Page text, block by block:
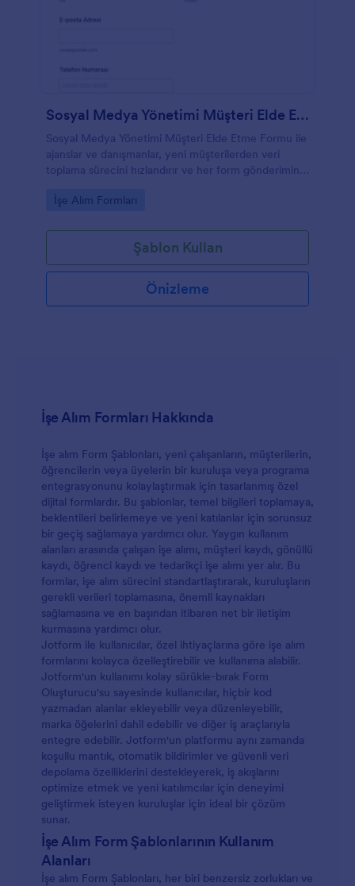
Sosyal Medya Yönetimi Müşteri Elde Etme Formu
Sosyal Medya Yönetimi Müşteri Elde Etme Formu ile
ajanslar ve danışmanlar, yeni müşterilerden veri
toplama sürecini hızlandırır ve her form gönderimini
Go to Category:
İşe Alım Formları
Şablon Kullan
Önizleme
İşe Alım Formları Hakkında
İşe alım Form Şablonları, yeni çalışanların, müşterilerin,
öğrencilerin veya üyelerin bir kuruluşa veya programa
entegrasyonunu kolaylaştırmak için tasarlanmış özel
dijital formlardır. Bu şablonlar, temel bilgileri toplamaya,
beklentileri belirlemeye ve yeni katılanlar için sorunsuz
bir geçiş sağlamaya yardımcı olur. Yaygın kullanım
alanları arasında çalışan işe alımı, müşteri kaydı, gönüllü
kaydı, öğrenci kaydı ve tedarikçi işe alımı yer alır. Bu
formlar, işe alım sürecini standartlaştırarak, kuruluşların
gerekli verileri toplamasına, önemli kaynakları
sağlamasına ve en başından itibaren net bir iletişim
kurmasına yardımcı olur.
Jotform ile kullanıcılar, özel ihtiyaçlarına göre işe alım
formlarını kolayca özelleştirebilir ve kullanıma alabilir.
Jotform'un kullanımı kolay sürükle-bırak Form
Oluşturucu'su sayesinde kullanıcılar, hiçbir kod
yazmadan alanlar ekleyebilir veya düzenleyebilir,
marka öğelerini dahil edebilir ve diğer iş araçlarıyla
entegre edebilir. Jotform'un platformu aynı zamanda
koşullu mantık, otomatik bildirimler ve güvenli veri
depolama özelliklerini destekleyerek, iş akışlarını
optimize etmek ve yeni katılımcılar için deneyimi
geliştirmek isteyen kuruluşlar için ideal bir çözüm
sunar.
İşe Alım Form Şablonlarının Kullanım
Alanları
İşe alım Form Şablonları, her biri benzersiz zorlukları ve